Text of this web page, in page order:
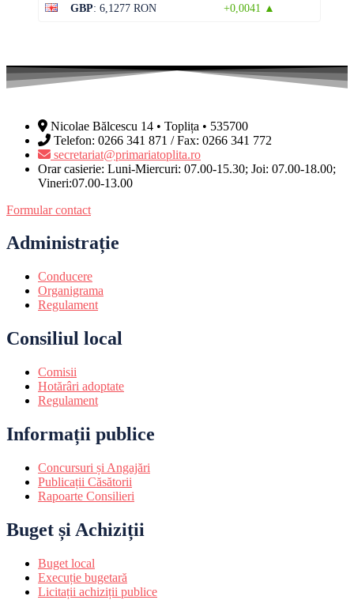
GBP: 6,1277 RON +0,0041 ▲
Nicolae Bălcescu 14 • Toplița • 535700
Telefon: 0266 341 871 / Fax: 0266 341 772
secretariat@primariatoplita.ro
Orar casierie: Luni-Miercuri: 07.00-15.30; Joi: 07.00-18.00;
Vineri:07.00-13.00
Formular contact
Administrație
Conducere
Organigrama
Regulament
Consiliul local
Comisii
Hotărâri adoptate
Regulament
Informații publice
Concursuri și Angajări
Publicații Căsătorii
Rapoarte Consilieri
Buget și Achiziții
Buget local
Execuție bugetară
Licitații achiziții publice